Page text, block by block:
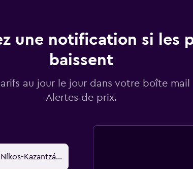
une notification si les
baissent
au jour le jour dans votre boîte mail
Alertes de prix.